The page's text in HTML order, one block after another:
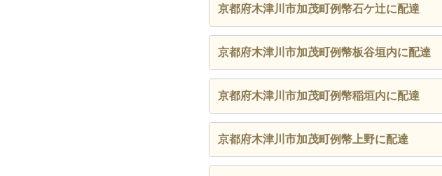
京都府木津川市加茂町例幣石ケ辻に配達
京都府木津川市加茂町例幣板谷垣内に配達
京都府木津川市加茂町例幣稲垣内に配達
京都府木津川市加茂町例幣上野に配達